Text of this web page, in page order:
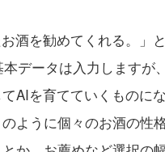
酒を勧めてくれる。」
データは入力します
てAIを育てていくもの
ように個々のお酒の